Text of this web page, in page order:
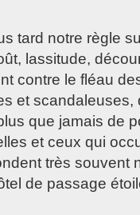
tard notre règle
lassitude,
contre le fléau
et scandaleuses,
que jamais de
et ceux qui
très souvent
de passage